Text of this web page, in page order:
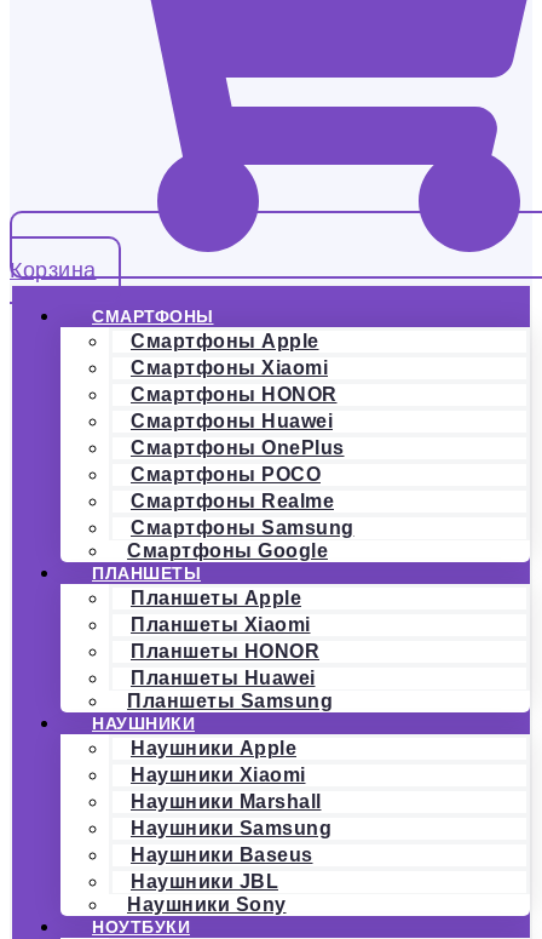
Корзина
СМАРТФОНЫ
Смартфоны Apple
Смартфоны Xiaomi
Смартфоны HONOR
Смартфоны Huawei
Смартфоны OnePlus
Смартфоны POCO
Смартфоны Realme
Смартфоны Samsung
Смартфоны Google
ПЛАНШЕТЫ
Планшеты Apple
Планшеты Xiaomi
Планшеты HONOR
Планшеты Huawei
Планшеты Samsung
НАУШНИКИ
Наушники Apple
Наушники Xiaomi
Наушники Marshall
Наушники Samsung
Наушники Baseus
Наушники JBL
Наушники Sony
НОУТБУКИ